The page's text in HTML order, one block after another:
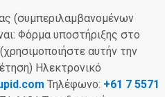
(συμπεριλαμβανομένων
Φόρμα υποστήριξης στο
(χρησιμοποιήστε αυτήν την
Ηλεκτρονικό
Τηλέφωνο: +61 7 5571